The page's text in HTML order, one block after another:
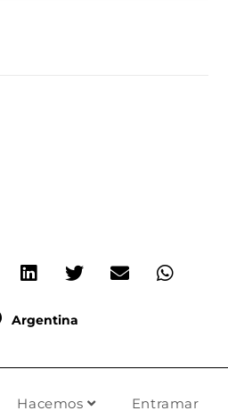
Argentina
Hacemos Entramar